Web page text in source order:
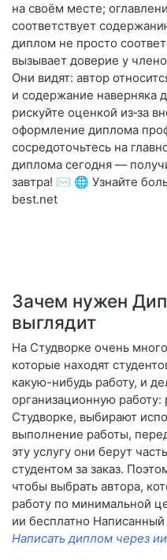
на своём месте;
соответствует
диплом не просто
вызывает доверие у
Они видят: автор
и содержание наверняка
рискуйте оценкой из‑за
оформление диплома
сосредоточьтесь на
диплома сегодня —
завтра! ✉️ 🌐 Узнайте
best.net
Зачем нужен
выглядит
На Студворке очень
которые находят
какую-нибудь работу, и
организационную работу:
Студворке, выбирают
выполнение работы,
эту услугу они берут
студентом за заказ.
чтобы выбрать автора,
работу по минимальной
ии бесплатно
Написать диплом через